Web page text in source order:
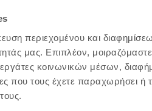
περιεχομένου και
μας. Επιπλέον,
κοινωνικών μέσων,
που τους έχετε παραχωρήσει ή